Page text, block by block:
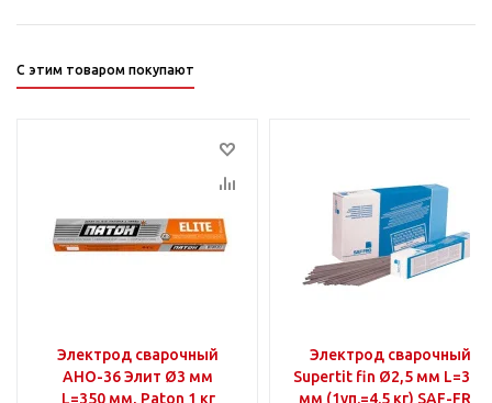
С этим товаром покупают
Электрод сварочный
АНО-36 Элит Ø3 мм
L=350 мм, Paton 1 кг
Электрод сварочный
Supertit fin Ø2,5 мм L=350
мм (1уп.=4.5 кг) SAF-FRO